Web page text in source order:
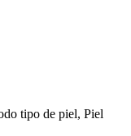
tipo de piel, Piel